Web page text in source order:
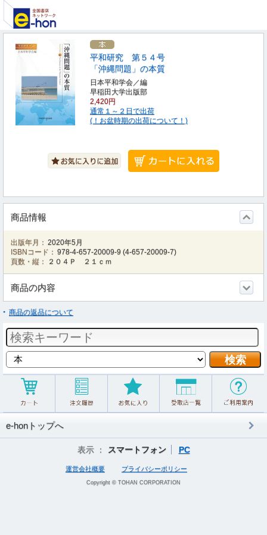
平和研究 第５４号
「沖縄問題」の本質
日本平和学会／編
早稲田大学出版部
2,420円
通常１～２日で出荷
(！お盆時期の出荷について！)
商品情報
出版年月： 2020年5月
ISBNコード： 978-4-657-20009-9 (4-657-20009-7)
頁数・縦：
２０４Ｐ ２１ｃｍ
商品の内容
商品の返品について
e-honトップへ
表示 ： スマートフォン PC
運営会社概要 プライバシーポリシー
Copyright © TOHAN CORPORATION